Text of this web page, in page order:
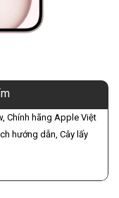
Chính hãng Apple Việt
hướng dẫn, Cây lấy